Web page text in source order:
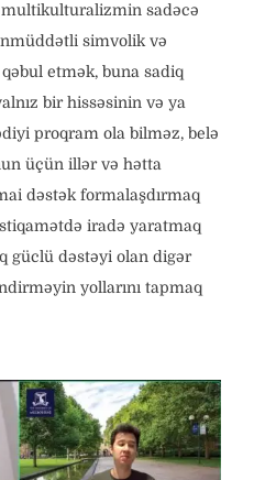
multikulturalizmin sadəcə
simvolik və
etmək, buna sadiq
bir hissəsinin və ya
proqram ola bilməz, belə
üçün illər və hətta
dəstək formalaşdırmaq
iradə yaratmaq
güclü dəstəyi olan digər
yollarını tapmaq